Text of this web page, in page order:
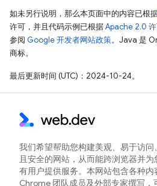
如未另行说明，那么本页面中的内容已根
许可，并且代码示例已根据Apache 2.0
参阅 Google 开发者网站政策。Java 是
商标。
最后更新时间 (UTC)：2024-10-24。
我们希望帮助您构建美观、易于访问
且安全的网站，从而能跨浏览器并为
有用户提供服务。本网站包含各种内
Chrome 团队成员及外部专家撰写，